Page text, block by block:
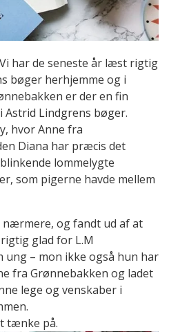
har de seneste år læst rigtig
bøger herhjemme og i
er der en fin
Astrid Lindgrens bøger.
hvor Anne fra
Diana har præcis det
lommelygte
som pigerne havde mellem
og fandt ud af at
glad for L.M
– mon ikke også hun har
fra Grønnebakken og ladet
lege og venskaber i
tænke på.